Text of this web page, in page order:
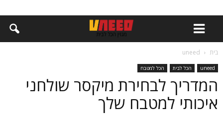
בית uneed
uneed הכל לבית הכל למטבח
המדריך לבחירת מיקסר שולחני
איכותי למטבח שלך